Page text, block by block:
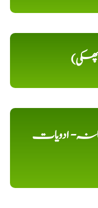
ادویات